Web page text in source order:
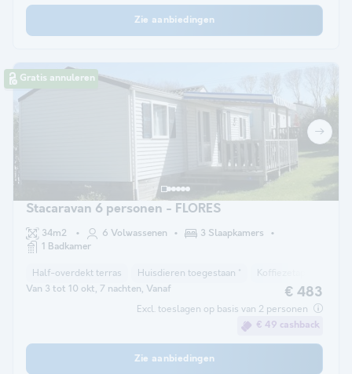
Zie aanbiedingen
Gratis annuleren
Stacaravan 6 personen - FLORES
34m2 6 Volwassenen
3 Slaapkamers
1 Badkamer
Half-overdekt terras Huisdieren toegestaan * Koffiezetapparaat
Van 3 tot 10 okt, 7 nachten, Vanaf € 483
Excl. toeslagen op basis van 2 personen
€ 49 cashback
Zie aanbiedingen